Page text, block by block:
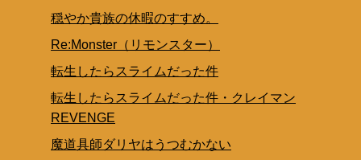
穏やか貴族の休暇のすすめ。
Re:Monster（リモンスター）
転生したらスライムだった件
転生したらスライムだった件・クレイマン
REVENGE
魔道具師ダリヤはうつむかない